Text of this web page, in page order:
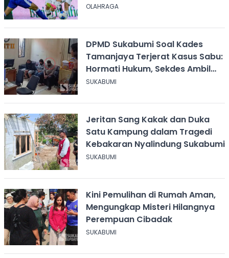
OLAHRAGA
DPMD Sukabumi Soal Kades
Tamanjaya Terjerat Kasus Sabu:
Hormati Hukum, Sekdes Ambil
Alih Pelayanan
SUKABUMI
Jeritan Sang Kakak dan Duka
Satu Kampung dalam Tragedi
Kebakaran Nyalindung Sukabumi
SUKABUMI
Kini Pemulihan di Rumah Aman,
Mengungkap Misteri Hilangnya
Perempuan Cibadak
SUKABUMI